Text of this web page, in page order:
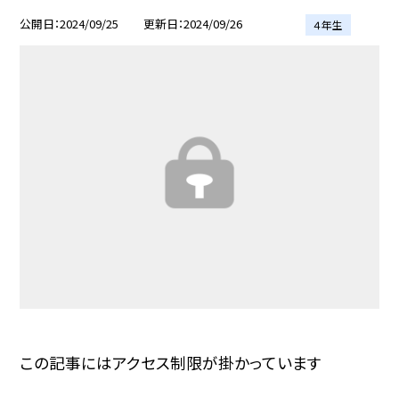
公開日 2024/09/25 更新日 2024/09/26 ４年生
この記事にはアクセス制限が掛かっています